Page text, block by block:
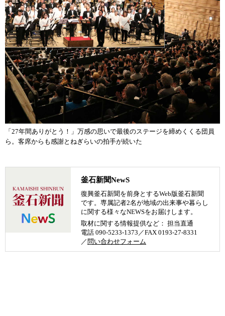
「27年間ありがとう！」万感の思いで最後のステージを締めくくる団員
ら。客席からも感謝とねぎらいの拍手が続いた
釜石新聞NewS
復興釜石新聞を前身とするWeb版釜石新聞
です。専属記者2名が地域の出来事や暮らし
に関する様々なNEWSをお届けします。
取材に関する情報提供など： 担当直通
電話 090-5233-1373／FAX 0193-27-8331
／ 問い合わせフォーム